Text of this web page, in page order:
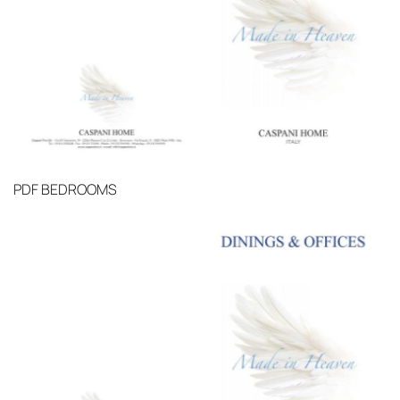
PDFBEDROOMS